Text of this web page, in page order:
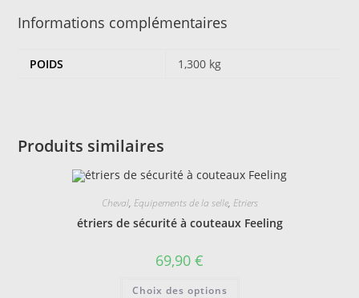
Informations complémentaires
POIDS 1,300 kg
Produits similaires
Cheval, Equipements de la selle, Etriers
étriers de sécurité à couteaux Feeling
69,90 €
Choix des options